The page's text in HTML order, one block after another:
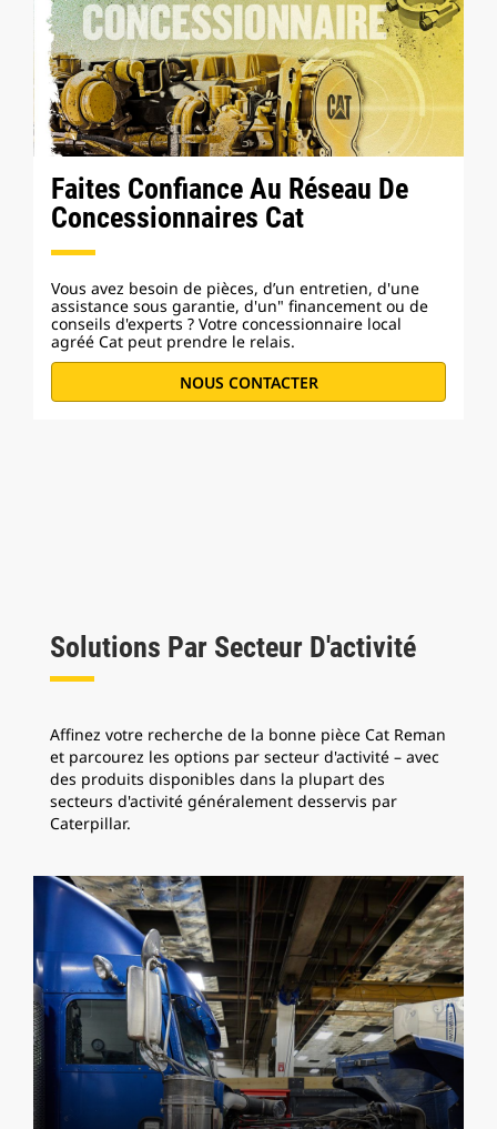
Faites Confiance Au Réseau De
Concessionnaires Cat
Vous avez besoin de pièces, d’un entretien, d'une
assistance sous garantie, d'un" financement ou de
conseils d'experts ? Votre concessionnaire local
agréé Cat peut prendre le relais.
NOUS CONTACTER
Solutions Par Secteur D'activité
Affinez votre recherche de la bonne pièce Cat Reman
et parcourez les options par secteur d'activité – avec
des produits disponibles dans la plupart des
secteurs d'activité généralement desservis par
Caterpillar.